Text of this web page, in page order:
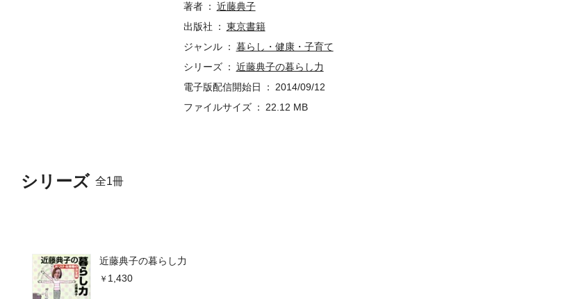
シリーズ 全1冊
近藤典子の暮らし力
1,430
著者
近藤典子
出版社
東京書籍
ジャンル
暮らし・健康・子育て
シリーズ
近藤典子の暮らし力
電子版配信開始日
2014/09/12
ファイルサイズ
22.12 MB